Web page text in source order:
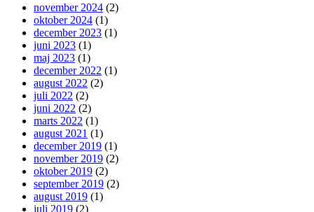
november 2024 (2)
oktober 2024 (1)
december 2023 (1)
juni 2023 (1)
maj 2023 (1)
december 2022 (1)
august 2022 (2)
juli 2022 (2)
juni 2022 (2)
marts 2022 (1)
august 2021 (1)
december 2019 (1)
november 2019 (2)
oktober 2019 (2)
september 2019 (2)
august 2019 (1)
juli 2019 (2)